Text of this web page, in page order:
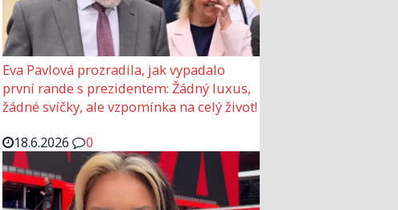
Eva Pavlová prozradila, jak vypadalo
první rande s prezidentem: Žádný luxus,
žádné svíčky, ale vzpomínka na celý život!
18.6.2026
0